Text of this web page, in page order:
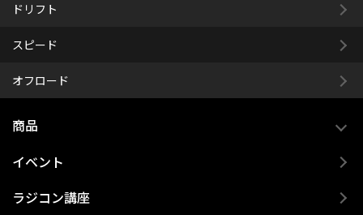
ドリフト
スピード
オフロード
商品
イベント
ラジコン講座